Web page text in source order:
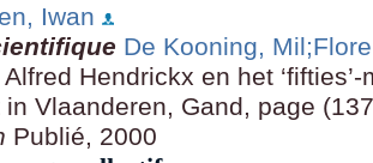
Iwan
De Kooning, Mil
Alfred Hendrickx en het
Vlaanderen, Gand, page
Publié, 2000